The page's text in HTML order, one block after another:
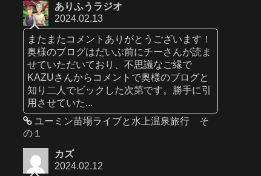
ありふうラジオ
2024.02.13
またまたコメントありがとうございます！
奥様のブログはだいぶ前にチーさんが読ま
せていただいており、不思議なご縁で
KAZUさんからコメントで奥様のブログと
知り二人でビックした次第です。勝手に引
用させていた...
ユーミン苗場ライブと水上温泉旅行 そ
の１
カズ
2024.02.12